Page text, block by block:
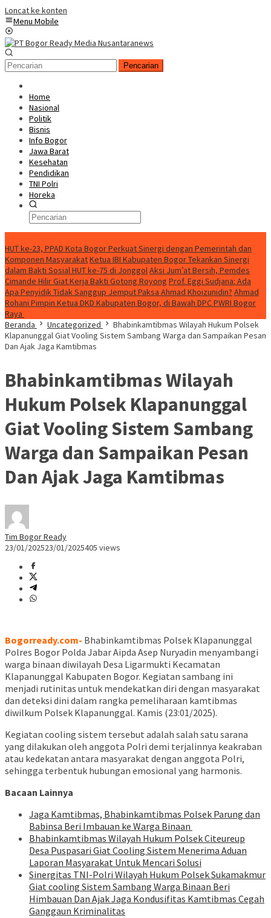
Loncat ke konten
Menu Mobile
Pencarian
Home
Nasional
Politik
Bisnis
Info Bogor
Jawa Barat
Kesehatan
Pendidikan
TNI Polri
Horeka
HUT ke-23, PPAD Kota Bogor Perkuat Sinergi dengan Pemerintah dan
Komponen MasyarakatKetua IBI Kabupaten Bogor Tekankan Sinergi
dalam Bakti Sosial HUT ke-75 di JonggolAksi Jum’at Bersih, Pemdes
Cimande Hilir Giat Kerja Bakti Gotong Royong Prof. Eggi Sudjana: Ada
Apa Penyidik Tidak Sanggup Jemput Paksa Ahmad Khoizunidin? Ahmad
Rohani Pimpin Ketua DKD Kabupaten Bogor, di Bawah DPC PWRI Bogor
Raya
Beranda
Uncategorized
Bhabinkamtibmas Wilayah Hukum Polsek
Klapanunggal Giat Vooling Sistem Sambang Warga dan Sampaikan Pesan
Dan Ajak Jaga Kamtibmas
Bhabinkamtibmas Wilayah
Hukum Polsek Klapanunggal
Giat Vooling Sistem Sambang
Warga dan Sampaikan Pesan
Dan Ajak Jaga Kamtibmas
Tim Bogor Ready
23/01/202523/01/2025405 views
Bogorready.com- Bhabinkamtibmas Polsek Klapanunggal
Polres Bogor Polda Jabar Aipda Asep Nuryadin menyambangi
warga binaan diwilayah Desa Ligarmukti Kecamatan
Klapanunggal Kabupaten Bogor. Kegiatan sambang ini
menjadi rutinitas untuk mendekatkan diri dengan masyarakat
dan deteksi dini dalam rangka pemeliharaan kamtibmas
diwilkum Polsek Klapanunggal. Kamis (23:01/2025).
Kegiatan cooling sistem tersebut adalah salah satu sarana
yang dilakukan oleh anggota Polri demi terjalinnya keakraban
atau kedekatan antara masyarakat dengan anggota Polri,
sehingga terbentuk hubungan emosional yang harmonis.
Bacaan Lainnya
Jaga Kamtibmas, Bhabinkamtibmas Polsek Parung dan
Babinsa Beri Imbauan ke Warga Binaan
Bhabinkamtibmas Wilayah Hukum Polsek Citeureup
Desa Puspasari Giat Cooling Sistem Menerima Aduan
Laporan Masyarakat Untuk Mencari Solusi
Sinergitas TNI-Polri Wilayah Hukum Polsek Sukamakmur
Giat cooling Sistem Sambang Warga Binaan Beri
Himbauan Dan Ajak Jaga Kondusifitas Kamtibmas Cegah
Ganggaun Kriminalitas